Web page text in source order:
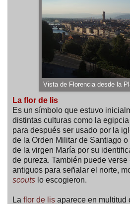
Vista de Florencia desde la
La flor de lis
Es un símbolo que estuvo
distintas culturas como la
para después ser usado por la
de la Orden Militar de Santiago
de la virgen María por su
de pureza. También puede
antiguos para señalar el norte,
scouts lo escogieron.
La flor de lis aparece en multitud